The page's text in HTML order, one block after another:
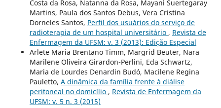
Costa da Rosa, Natanna da Rosa, Mayani Suertegaray
Martins, Paula dos Santos Debus, Vera Cristina
Dorneles Santos, Perfil dos usuários do serviço de
radioterapia de um hospital universitário , Revista de
Enfermagem da UFSM: v. 3 (2013): Edição Especial
Arlete Maria Brentano Timm, Margrid Beuter, Nara
Marilene Oliveira Girardon-Perlini, Eda Schwartz,
Maria de Lourdes Denardin Budó, Macilene Regina
Pauletto, A dinâmica da família frente à diálise
peritoneal no domicílio , Revista de Enfermagem da
UFSM: v. 5 n. 3 (2015)